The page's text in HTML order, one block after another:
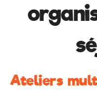
Ateliers